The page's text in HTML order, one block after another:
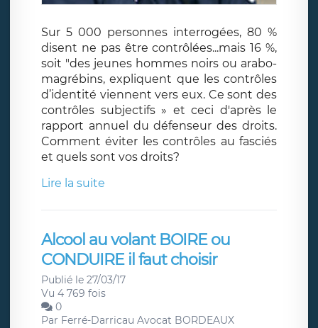
Sur 5 000 personnes interrogées, 80 %
disent ne pas être contrôlées...mais 16 %,
soit "des jeunes hommes noirs ou arabo-
magrébins, expliquent que les contrôles
d’identité viennent vers eux. Ce sont des
contrôles subjectifs » et ceci d'après le
rapport annuel du défenseur des droits.
Comment éviter les contrôles au fasciés
et quels sont vos droits?
Lire la suite
Alcool au volant BOIRE ou
CONDUIRE il faut choisir
Publié le 27/03/17
Vu 4 769 fois
0
Par Ferré-Darricau Avocat BORDEAUX